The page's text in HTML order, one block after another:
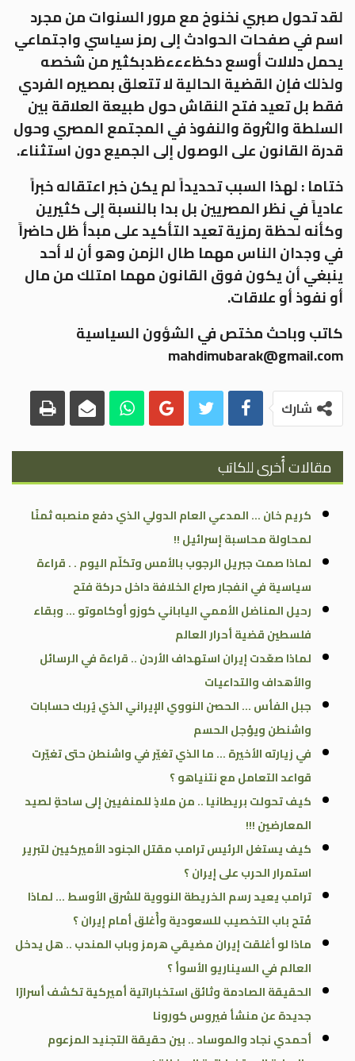
لقد تحول صبري نخنوخ مع مرور السنوات من مجرد
اسم في صفحات الحوادث إلى رمز سياسي واجتماعي
يحمل دلالات أوسع دكظءءءظدبكثير من شخصه
ولذلك فإن القضية الحالية لا تتعلق بمصيره الفردي
فقط بل تعيد فتح النقاش حول طبيعة العلاقة بين
السلطة والثروة والنفوذ في المجتمع المصري وحول
قدرة القانون على الوصول إلى الجميع دون استثناء.
ختاما : لهذا السبب تحديداً لم يكن خبر اعتقاله خبراً
عادياً في نظر المصريين بل بدا بالنسبة إلى كثيرين
وكأنه لحظة رمزية تعيد التأكيد على مبدأ ظل حاضراً
في وجدان الناس مهما طال الزمن وهو أن لا أحد
ينبغي أن يكون فوق القانون مهما امتلك من مال
أو نفوذ أو علاقات.
كاتب وباحث مختص في الشؤون السياسية
mahdimubarak@gmail.com
شارك
مقالات أُخرى للكاتب
كريم خان … المدعي العام الدولي الذي دفع منصبه ثمنًا
لمحاولة محاسبة إسرائيل !!
لماذا صمت جبريل الرجوب بالأمس وتكلّم اليوم . . قراءة
سياسية في انفجار صراع الخلافة داخل حركة فتح
رحيل المناضل الأممي الياباني كوزو أوكاموتو … وبقاء
فلسطين قضية أحرار العالم
لماذا صعّدت إيران استهداف الأردن .. قراءة في الرسائل
والأهداف والتداعيات
جبل الفأس … الحصن النووي الإيراني الذي يُربك حسابات
واشنطن ويؤجل الحسم
في زيارته الأخيرة … ما الذي تغيّر في واشنطن حتى تغيّرت
قواعد التعامل مع نتنياهو ؟
كيف تحولت بريطانيا .. من ملاذٍ للمنفيين إلى ساحةٍ لصيد
المعارضين !!!
كيف يستغل الرئيس ترامب مقتل الجنود الأميركيين لتبرير
استمرار الحرب على إيران ؟
ترامب يعيد رسم الخريطة النووية للشرق الأوسط … لماذا
فُتح باب التخصيب للسعودية وأُغلق أمام إيران ؟
ماذا لو أغلقت إيران مضيقي هرمز وباب المندب .. هل يدخل
العالم في السيناريو الأسوأ ؟
الحقيقة الصادمة وثائق استخباراتية أميركية تكشف أسرارًا
جديدة عن منشأ فيروس كورونا
أحمدي نجاد والموساد .. بين حقيقة التجنيد المزعوم